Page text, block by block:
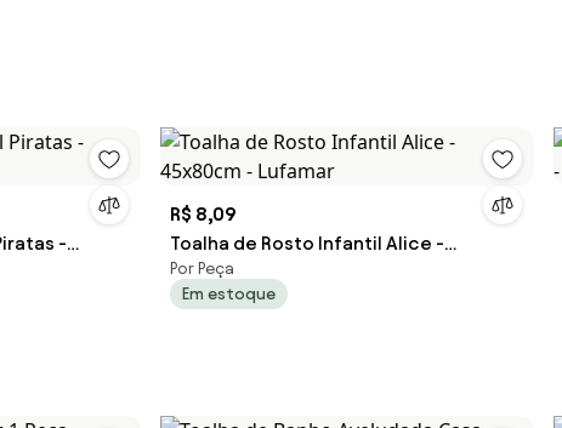
-
R$ 8,09
Toalha de Rosto Infantil Alice -
45x80cm - Lufamar
Por Peça
Em estoque